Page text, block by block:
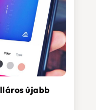
újabb